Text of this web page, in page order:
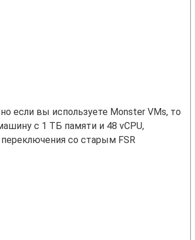
если вы используете Monster VMs, то
с 1 ТБ памяти и 48 vCPU,
со старым FSR